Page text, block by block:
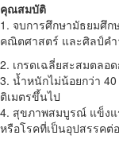
คุณสมบัติ
1. จบการศึกษามัธยมศึ
คณิตศาสตร์ และศิลป์คํ
2. เกรดเฉลี่ยสะสมตลอ
3. นํ้าหนักไม่น้อยกว่า
ติเมตรขึ้นไป
4. สุขภาพสมบูรณ์ แข็งแ
หรือโรคที่เป็นอุปสรรคต่